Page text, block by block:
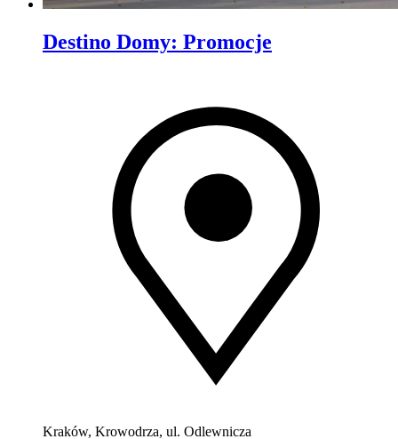
Destino Domy: Promocje
Kraków, Krowodrza, ul. Odlewnicza